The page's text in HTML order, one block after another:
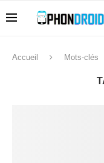
Accueil Mots-clés